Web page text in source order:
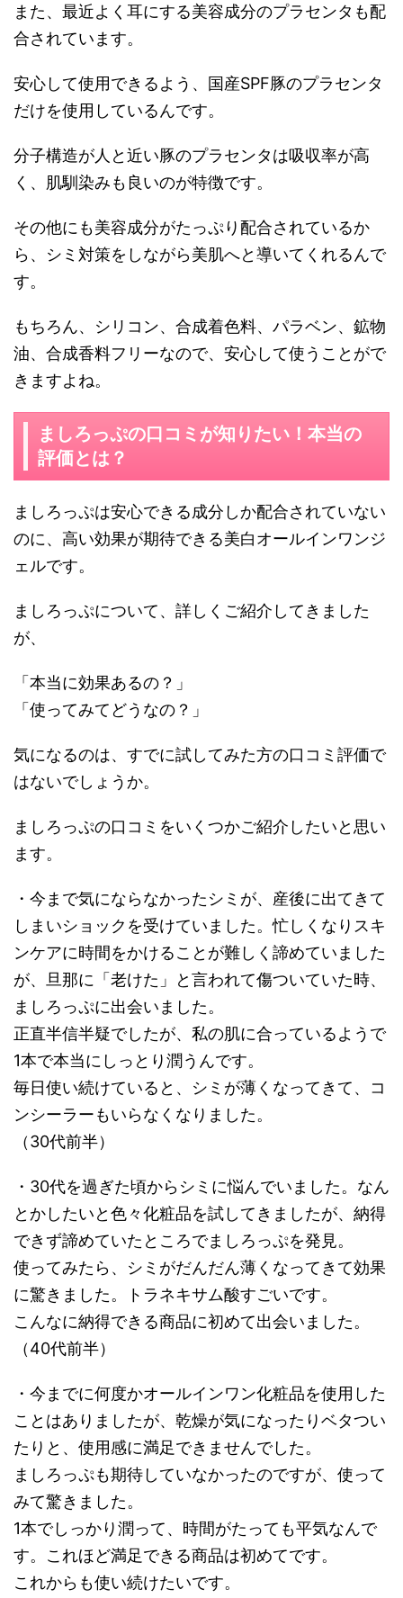
また、最近よく耳にする美容成分のプラセンタも配
合されています。
安心して使用できるよう、国産SPF豚のプラセンタ
だけを使用しているんです。
分子構造が人と近い豚のプラセンタは吸収率が高
く、肌馴染みも良いのが特徴です。
その他にも美容成分がたっぷり配合されているか
ら、シミ対策をしながら美肌へと導いてくれるんで
す。
もちろん、シリコン、合成着色料、パラベン、鉱物
油、合成香料フリーなので、安心して使うことがで
きますよね。
ましろっぷの口コミが知りたい！本当の
評価とは？
ましろっぷは安心できる成分しか配合されていない
のに、高い効果が期待できる美白オールインワンジ
ェルです。
ましろっぷについて、詳しくご紹介してきました
が、
「本当に効果あるの？」
「使ってみてどうなの？」
気になるのは、すでに試してみた方の口コミ評価で
はないでしょうか。
ましろっぷの口コミをいくつかご紹介したいと思い
ます。
・今まで気にならなかったシミが、産後に出てきて
しまいショックを受けていました。忙しくなりスキ
ンケアに時間をかけることが難しく諦めていました
が、旦那に「老けた」と言われて傷ついていた時、
ましろっぷに出会いました。
正直半信半疑でしたが、私の肌に合っているようで
1本で本当にしっとり潤うんです。
毎日使い続けていると、シミが薄くなってきて、コ
ンシーラーもいらなくなりました。
（30代前半）
・30代を過ぎた頃からシミに悩んでいました。なん
とかしたいと色々化粧品を試してきましたが、納得
できず諦めていたところでましろっぷを発見。
使ってみたら、シミがだんだん薄くなってきて効果
に驚きました。トラネキサム酸すごいです。
こんなに納得できる商品に初めて出会いました。
（40代前半）
・今までに何度かオールインワン化粧品を使用した
ことはありましたが、乾燥が気になったりベタつい
たりと、使用感に満足できませんでした。
ましろっぷも期待していなかったのですが、使って
みて驚きました。
1本でしっかり潤って、時間がたっても平気なんで
す。これほど満足できる商品は初めてです。
これからも使い続けたいです。